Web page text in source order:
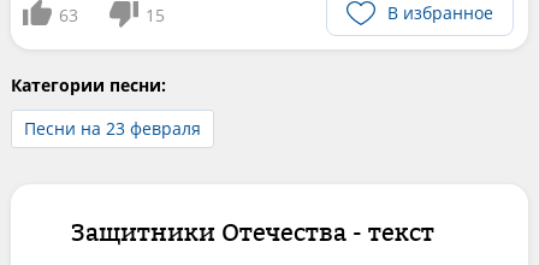
63 15 В избранное
Категории песни:
Песни на 23 февраля
Защитники Отечества - текст